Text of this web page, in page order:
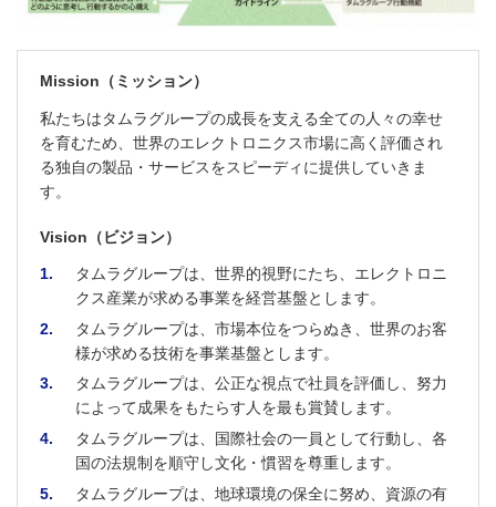
Mission（ミッション）
私たちはタムラグループの成長を支える全ての人々の幸せ
を育むため、世界のエレクトロニクス市場に高く評価され
る独自の製品・サービスをスピーディに提供していきま
す。
Vision（ビジョン）
1
タムラグループは、世界的視野にたち、エレクトロニ
クス産業が求める事業を経営基盤とします。
2
タムラグループは、市場本位をつらぬき、世界のお客
様が求める技術を事業基盤とします。
3
タムラグループは、公正な視点で社員を評価し、努力
によって成果をもたらす人を最も賞賛します。
4
タムラグループは、国際社会の一員として行動し、各
国の法規制を順守し文化・慣習を尊重します。
5
タムラグループは、地球環境の保全に努め、資源の有